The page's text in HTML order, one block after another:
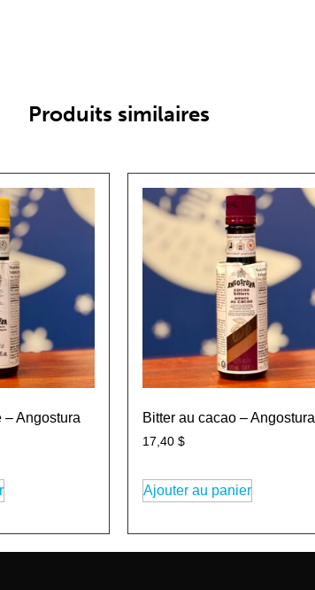
Produits similaires
– Angostura Bitter au cacao – Angostura
17,40 $
Ajouter au panier